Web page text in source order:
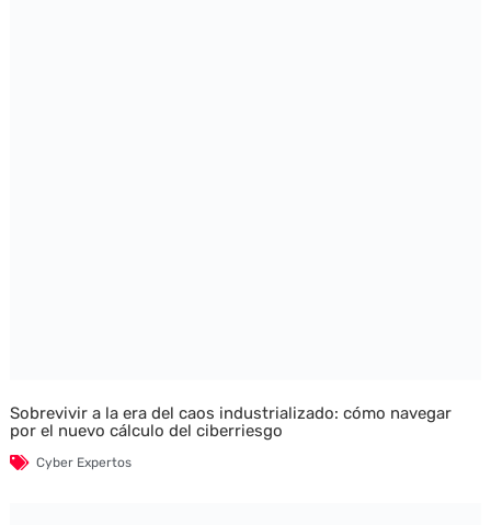
Sobrevivir a la era del caos industrializado: cómo navegar
por el nuevo cálculo del ciberriesgo
Cyber Expertos